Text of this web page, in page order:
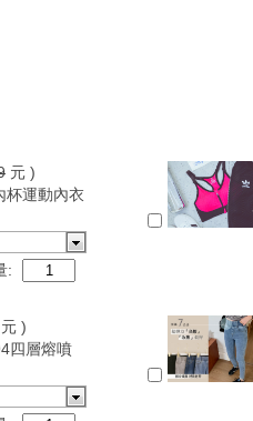
元 )
杯運動內衣
:
元 )
四層熔噴